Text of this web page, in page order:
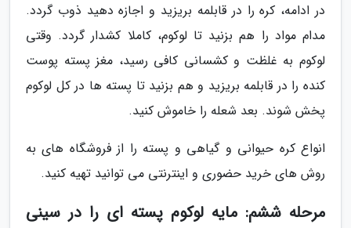
در ادامه، کره را در قابلمه بریزید و اجازه دهید ذوب گردد.
مدام مواد را هم بزنید تا لوکوم، کاملا کشدار گردد. وقتی
لوکوم به غلظت و کشسانی کافی رسید، مغز پسته پوست
کنده را در قابلمه بریزید و هم بزنید تا پسته ها در کل لوکوم
پخش شوند. بعد شعله را خاموش کنید.
انواع کره حیوانی و گیاهی و پسته را از فروشگاه های به
روش های خرید حضوری و اینترنتی می توانید تهیه کنید.
مرحله ششم: مایه لوکوم پسته ای را در سینی